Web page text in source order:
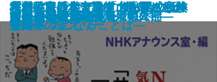
人生のこつあれこれ 2013
待ち伏せ街道―蓬莱屋帳外控―
フラニーとズーイ
ぬるい毒
よなかの散歩
木村政彦はなぜ力道山を殺さなか
ったのか〔上〕
木村政彦はなぜ力道山を殺さなか
ったのか〔下〕
慈雨の音―流転の海 第六部―
養老孟司の大言論II 嫌いなこと
から、人は学ぶ
月の上の観覧車
「サバを読む」の「サバ」の正体
―NHK 気になることば―
これはペンです
中野トリップスター
うから はらから
古手屋喜十 為事覚え
遺体―震災、津波の果てに―
「弱くても勝てます」 開成高校
野球部のセオリー
救命―東日本大震災、医師たちの
奮闘―
三国志ナビ
寝台特急「サンライズ出雲」の殺
意